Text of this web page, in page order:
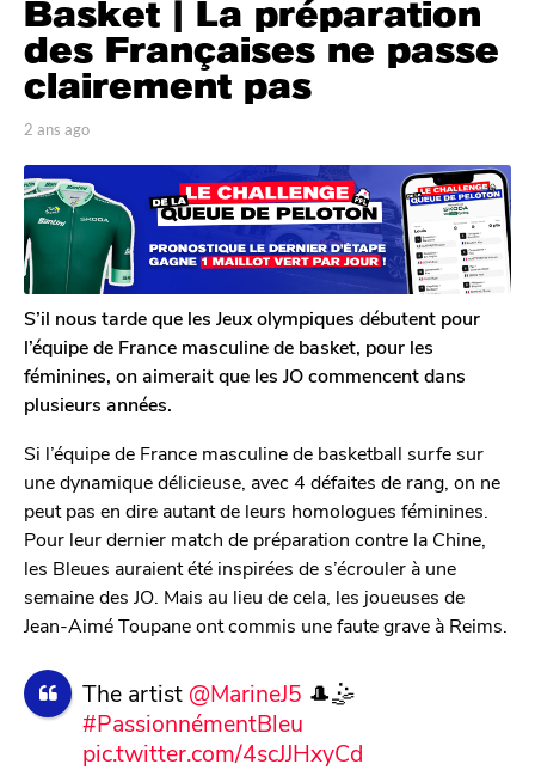
a
s
a
g
2
a
n
s
a
g
o
Basket | La préparation
des Françaises ne passe
clairement pas
p
r
T
o
m
G
a
l
e
r
o
n
2 ans ago
s
a
S’il nous tarde que les Jeux olympiques débutent pour
l’équipe de France masculine de basket, pour les
féminines, on aimerait que les JO commencent dans
plusieurs années.
Si l’équipe de France masculine de basketball surfe sur
une dynamique délicieuse, avec 4 défaites de rang, on ne
peut pas en dire autant de leurs homologues féminines.
Pour leur dernier match de préparation contre la Chine,
les Bleues auraient été inspirées de s’écrouler à une
semaine des JO. Mais au lieu de cela, les joueuses de
Jean-Aimé Toupane ont commis une faute grave à Reims.
The artist @MarineJ5 🎩🤹
#PassionnémentBleu
pic.twitter.com/4scJJHxyCd